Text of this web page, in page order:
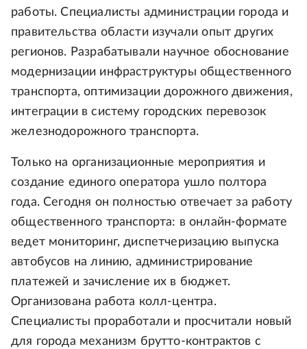
работы. Специалисты администрации города и
правительства области изучали опыт других
регионов. Разрабатывали научное обоснование
модернизации инфраструктуры общественного
транспорта, оптимизации дорожного движения,
интеграции в систему городских перевозок
железнодорожного транспорта.
Только на организационные мероприятия и
создание единого оператора ушло полтора
года. Сегодня он полностью отвечает за работу
общественного транспорта: в онлайн-формате
ведет мониторинг, диспетчеризацию выпуска
автобусов на линию, администрирование
платежей и зачисление их в бюджет.
Организована работа колл-центра.
Специалисты проработали и просчитали новый
для города механизм брутто-контрактов с